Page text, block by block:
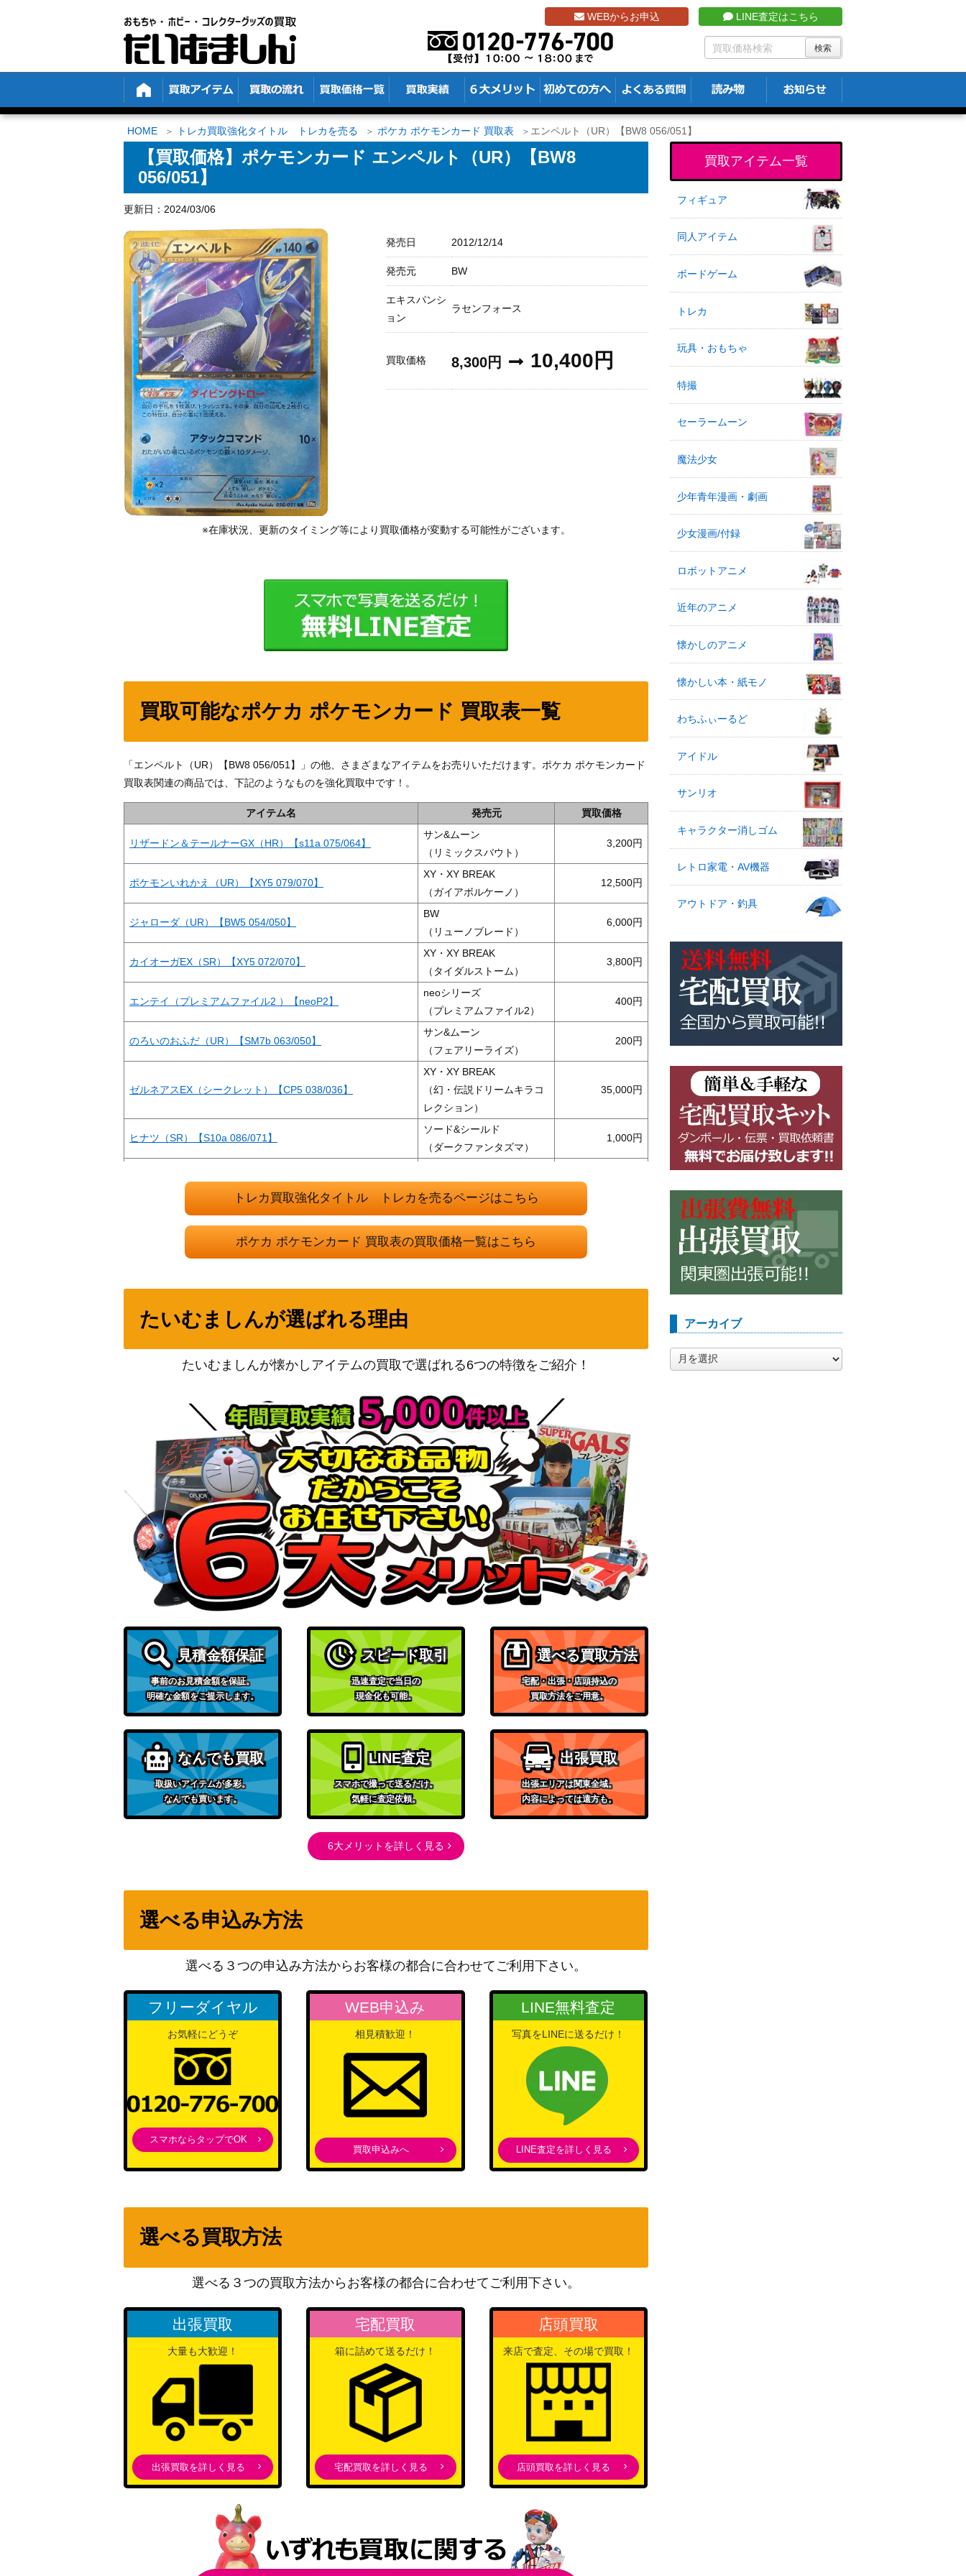
WEBからお申込 LINE査定はこちら
HOME トレカ買取強化タイトル トレカを売る ポケカ ポケモンカード 買取表 エンペルト（UR）【BW8 056/051】
【買取価格】ポケモンカード エンペルト（UR）【BW8
056/051】
更新日：2024/03/06
発売日 2012/12/14
発売元 BW
エキスパンシ
ョン
ラセンフォース
買取価格 8,300円 10,400円
※在庫状況、更新のタイミング等により買取価格が変動する可能性がございます。
買取可能なポケカ ポケモンカード 買取表一覧
「エンペルト（UR）【BW8 056/051】」の他、さまざまなアイテムをお売りいただけます。ポケカ ポケモンカード
買取表関連の商品では、下記のようなものを強化買取中です！。
アイテム名 発売元 買取価格
リザードン＆テールナーGX（HR）【s11a 075/064】
サン&ムーン
（リミックスバウト）
3,200
ポケモンいれかえ（UR）【XY5 079/070】
XY・XY BREAK
（ガイアボルケーノ）
12,500
ジャローダ（UR）【BW5 054/050】
BW
（リューノブレード）
6,000
カイオーガEX（SR）【XY5 072/070】
XY・XY BREAK
（タイダルストーム）
3,800
エンテイ（プレミアムファイル2 ）【neoP2】
neoシリーズ
（プレミアムファイル2）
400
のろいのおふだ（UR）【SM7b 063/050】
サン&ムーン
（フェアリーライズ）
200
ゼルネアスEX（シークレット）【CP5 038/036】
XY・XY BREAK
（幻・伝説ドリームキラコ
レクション）
35,000
ヒナツ（SR）【S10a 086/071】
ソード&シールド
（ダークファンタズマ）
1,000
スナノケガワex（SAR）【SV8a 215/187】
ト
（テラスタルフェスex）
ホロン基本エネルギー（キラ）
（ドリームリーグ）
（フュージョンアーツ）
アセロラの予感（SR）【S8b 255/184】
ソード＆シールド
（VMAXクライマックス）
5,400
ロケット団のアテナ（SR）【SV10 119/098】
スカーレット＆バイオレッ
ト
（ロケット団の栄光）
500
ヤドン&コダックGX（HR）【SM11 107/094】
サン＆ムーン
（ミラクルツイン）
2,100
レスキュータンカ（UR）【SM3N 063/051】
サン&ムーン
（光を食らう闇）
2,900
ゲンガーEX（SR）【XY4 090/088】
XY・XY BREAK
れんげきウーラオスV（SR/sa）【s5R 077/070】
ソード＆シールド
（連撃マスター）
1,000
パルデア ドオーex（SSR）【SV4a 332/190】
スカーレット＆バイオレッ
ト
（シャイニートレジャー
ex）
200
クセロシキのたくらみ（SR）【SV6a 086/064】
スカーレット＆バイオレッ
ト
（ナイトワンダラー）
レシラム＆リザードンGX（SR/SA）【SM10 097/095】
サン＆ムーン
（ダブルブレイズ）
30,000
旧裏面
サン&ムーン
スーパーエネルギー回収（UR）【SV2D 098/071】
ト
（[SV2D]クレイバースト）
400
グルーシャ（SR）【SV2P 090/071】
スカーレット＆バイオレッ
（[SV2P]スノーハザード）
ハラ（SR）【SM2K 055/050】
スイクン（プレミアムファイル3 ）【neoP3】
（プレミアムファイル3）
リザードンex (SR)【SV2a 185/165】
（ポケモンカード151）
400
GR団のミュウツー【旧裏面：ポケモンカードGB2プロモ】
エモンガEX（SR）【XY1 062/060】
（コレクションY）
2,100
ブルーの探索（SR）【SM9b 061/054】 8,500
ぼんぐり職人（SR）【SM6b 075/066】
サン&ムーン
（チャンピオンロード）
1,900
トドロクツキex（SR）【SV4K 084/066】
ゲッコウガex（SR）【SV5a 083/066】
スカーレット＆バイオレッ
ト
（クリムゾンヘイズ）
250
カミツレのきらめき（HR）【S8 122/100】
（フュージョンアーツ）
ポッドとデントとコーン（SR）【S8 115/100】
（フュージョンアーツ）
トレカ買取強化タイトル トレカを売るページはこちら
ポケカ ポケモンカード 買取表の買取価格一覧はこちら
たいむましんが選ばれる理由
たいむましんが懐かしアイテムの買取で選ばれる6つの特徴をご紹介！
見積金額保証
事前のお見積金額を保証。
明確な金額をご提示します。
スピード取引
迅速査定で当日の
現金化も可能。
選べる買取方法
宅配・出張・店頭持込の
買取方法をご用意。
なんでも買取
取扱いアイテムが多彩。
なんでも買います。
LINE査定
スマホで撮って送るだけ。
気軽に査定依頼。
出張買取
出張エリアは関東全域。
内容によっては遠方も。
6大メリットを詳しく見る
選べる申込み方法
選べる３つの申込み方法からお客様の都合に合わせてご利用下さい。
フリーダイヤル
お気軽にどうぞ
スマホならタップでOK
WEB申込み
相見積歓迎！
買取申込みへ
LINE無料査定
写真をLINEに送るだけ！
LINE査定を詳しく見る
選べる買取方法
選べる３つの買取方法からお客様の都合に合わせてご利用下さい。
出張買取
大量も大歓迎！
出張買取を詳しく見る
宅配買取
箱に詰めて送るだけ！
宅配買取を詳しく見る
店頭買取
来店で査定、その場で買取！
店頭買取を詳しく見る
買取アイテム一覧
フィギュア
同人アイテム
ボードゲーム
トレカ
玩具・おもちゃ
特撮
セーラームーン
魔法少女
少年青年漫画・劇画
少女漫画/付録
ロボットアニメ
近年のアニメ
懐かしのアニメ
懐かしい本・紙モノ
わちふぃーるど
アイドル
サンリオ
キャラクター消しゴム
レトロ家電・AV機器
アウトドア・釣具
アーカイブ
ー